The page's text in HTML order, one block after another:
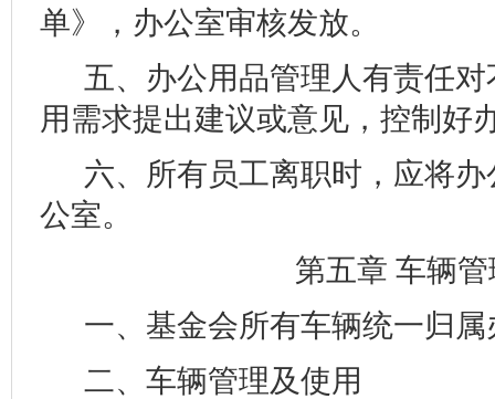
单》，办公室审核发放。
五、办公用品管理人有责任
用需求提出建议或意见，控制好
六、所有员工离职时，应将
公室。
第五章 车辆管
一、基金会所有车辆统一归
二、车辆管理及使用